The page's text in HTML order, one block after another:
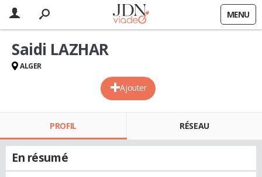
MENU
Ajouter
Saidi LAZHAR
ALGER
PROFIL RÉSEAU
En résumé